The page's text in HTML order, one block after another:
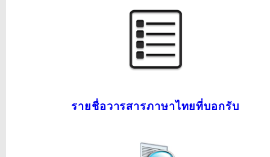
รายชื่อวารสารภาษาไทยที่บอกรับ